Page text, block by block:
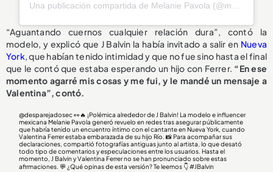
Una publicación compartida de Melanie Pavola (@melaniepavola)
“Aguantando cuernos cualquier relación dura”, contó la
modelo, y explicó que J Balvin la había invitado a salir en Nueva
York, que habían tenido intimidad y que no fue sino hasta el final
que le contó que estaba esperando un hijo con Ferrer. “En ese
momento agarré mis cosas y me fui, y le mandé un mensaje a
Valentina”, contó.
@desparejadosec👀🔥 ¡Polémica alrededor de J Balvin! La modelo e influencer
mexicana Melanie Pavola generó revuelo en redes tras asegurar públicamente
que habría tenido un encuentro íntimo con el cantante en Nueva York, cuando
Valentina Ferrer estaba embarazada de su hijo Río. 📸 Para acompañar sus
declaraciones, compartió fotografías antiguas junto al artista, lo que desató
todo tipo de comentarios y especulaciones entre los usuarios. Hasta el
momento, J Balvin y Valentina Ferrer no se han pronunciado sobre estas
afirmaciones. 💬 ¿Qué opinas de esta versión? Te leemos 👇#JBalvin